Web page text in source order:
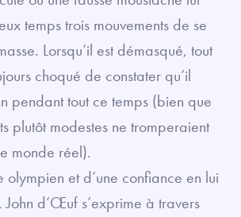
temps trois mouvements de se
Lorsqu’il est démasqué, tout
choqué de constater qu’il
pendant tout ce temps (bien que
plutôt modestes ne tromperaient
monde réel).
olympien et d’une confiance en lui
John d’Œuf s’exprime à travers